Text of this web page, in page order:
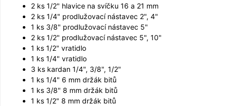
2 ks 1/2" hlavice na svíčku 16 a 21 mm
2 ks 1/4" prodlužovací nástavec 2", 4"
1 ks 3/8" prodlužovací nástavec 5"
2 ks 1/2" prodlužovací nástavec 5", 10"
1 ks 1/2" vratidlo
1 ks 1/4" vratidlo
3 ks kardan 1/4", 3/8", 1/2"
1 ks 1/4" 6 mm držák bitů
1 ks 3/8" 8 mm držák bitů
1 ks 1/2" 8 mm držák bitů